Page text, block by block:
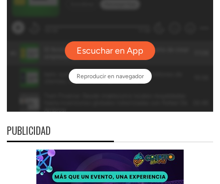
PUBLICIDAD